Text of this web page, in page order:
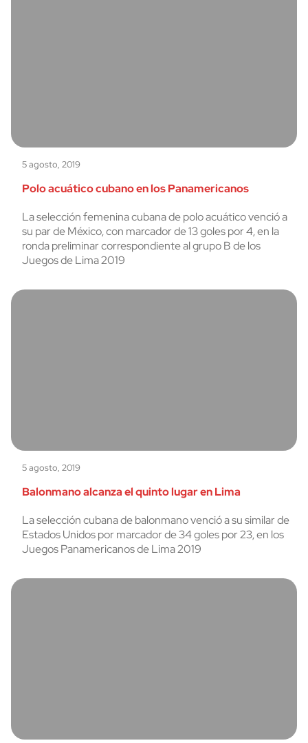
5 agosto, 2019
Polo acuático cubano en los Panamericanos
La selección femenina cubana de polo acuático venció a
su par de México, con marcador de 13 goles por 4, en la
ronda preliminar correspondiente al grupo B de los
Juegos de Lima 2019
5 agosto, 2019
Balonmano alcanza el quinto lugar en Lima
La selección cubana de balonmano venció a su similar de
Estados Unidos por marcador de 34 goles por 23, en los
Juegos Panamericanos de Lima 2019